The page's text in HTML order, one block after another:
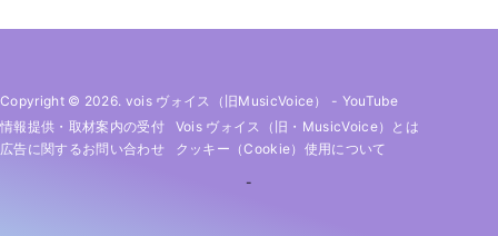
Copyright © 2026. vois ヴォイス（旧MusicVoice） - YouTube
情報提供・取材案内の受付
Vois ヴォイス（旧・MusicVoice）とは
広告に関するお問い合わせ
クッキー（cookie）使用について
-